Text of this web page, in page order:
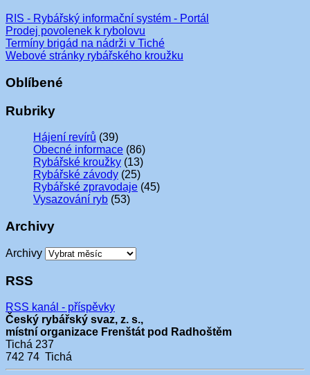
RIS - Rybářský informační systém - Portál
Prodej povolenek k rybolovu
Termíny brigád na nádrži v Tiché
Webové stránky rybářského kroužku
Oblíbené
Rubriky
Hájení revírů (39)
Obecné informace (86)
Rybářské kroužky (13)
Rybářské závody (25)
Rybářské zpravodaje (45)
Vysazování ryb (53)
Archivy
Archivy
RSS
RSS kanál - příspěvky
Český rybářský svaz, z. s.,
místní organizace Frenštát pod Radhoštěm
Tichá 237
742 74 Tichá